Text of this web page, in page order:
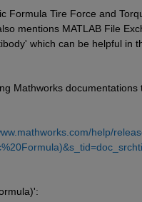
Formula Tire Force and
mentions MATLAB File
which can be helpful in
Mathworks
help/